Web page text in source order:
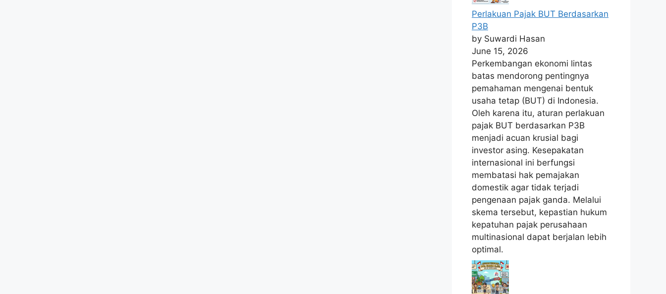
Perlakuan Pajak BUT Berdasarkan
P3B
by Suwardi Hasan
June 15, 2026
Perkembangan ekonomi lintas
batas mendorong pentingnya
pemahaman mengenai bentuk
usaha tetap (BUT) di Indonesia.
Oleh karena itu, aturan perlakuan
pajak BUT berdasarkan P3B
menjadi acuan krusial bagi
investor asing. Kesepakatan
internasional ini berfungsi
membatasi hak pemajakan
domestik agar tidak terjadi
pengenaan pajak ganda. Melalui
skema tersebut, kepastian hukum
kepatuhan pajak perusahaan
multinasional dapat berjalan lebih
optimal.